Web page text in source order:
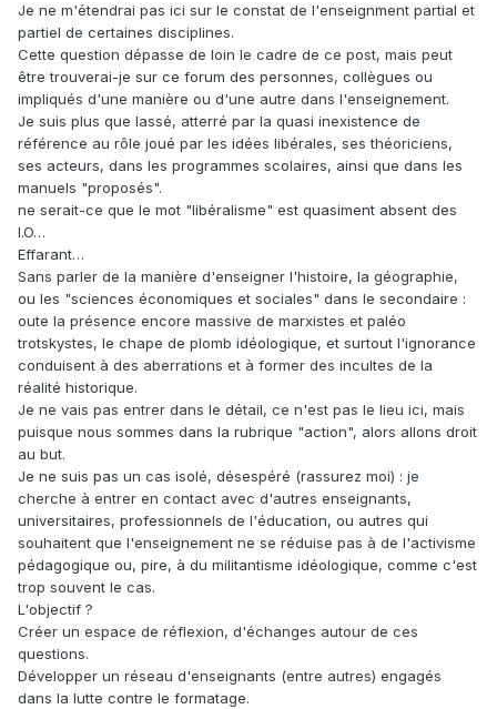
Je ne m'étendrai pas ici sur le constat de l'enseignment partial et
partiel de certaines disciplines.
Cette question dépasse de loin le cadre de ce post, mais peut
être trouverai-je sur ce forum des personnes, collègues ou
impliqués d'une manière ou d'une autre dans l'enseignement.
Je suis plus que lassé, atterré par la quasi inexistence de
référence au rôle joué par les idées libérales, ses théoriciens,
ses acteurs, dans les programmes scolaires, ainsi que dans les
manuels "proposés".
ne serait-ce que le mot "libéralisme" est quasiment absent des
I.O…
Effarant…
Sans parler de la manière d'enseigner l'histoire, la géographie,
ou les "sciences économiques et sociales" dans le secondaire :
oute la présence encore massive de marxistes et paléo
trotskystes, le chape de plomb idéologique, et surtout l'ignorance
conduisent à des aberrations et à former des incultes de la
réalité historique.
Je ne vais pas entrer dans le détail, ce n'est pas le lieu ici, mais
puisque nous sommes dans la rubrique "action", alors allons droit
au but.
Je ne suis pas un cas isolé, désespéré (rassurez moi) : je
cherche à entrer en contact avec d'autres enseignants,
universitaires, professionnels de l'éducation, ou autres qui
souhaitent que l'enseignement ne se réduise pas à de l'activisme
pédagogique ou, pire, à du militantisme idéologique, comme c'est
trop souvent le cas.
L'objectif ?
Créer un espace de réflexion, d'échanges autour de ces
questions.
Développer un réseau d'enseignants (entre autres) engagés
dans la lutte contre le formatage.